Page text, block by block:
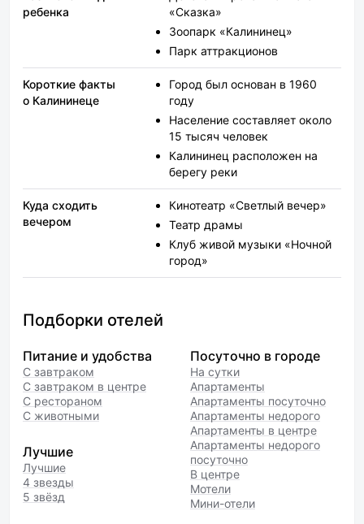
ребенка
«Сказка»
Зоопарк «Калининец»
Парк аттракционов
Короткие факты
о Калининеце
Город был основан в 1960
году
Население составляет около
15 тысяч человек
Калининец расположен на
берегу реки
Куда сходить
вечером
Кинотеатр «Светлый вечер»
Театр драмы
Клуб живой музыки «Ночной
город»
Подборки отелей
Питание и удобства
С завтраком
С завтраком в центре
С рестораном
С животными
Лучшие
Лучшие
4 звезды
5 звёзд
Посуточно в городе
На сутки
Апартаменты
Апартаменты посуточно
Апартаменты недорого
Апартаменты в центре
Апартаменты недорого
посуточно
В центре
Мотели
Мини-отели